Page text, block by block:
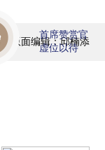
| 版面编辑：邱楠添
首席赞赏官
虚位以待